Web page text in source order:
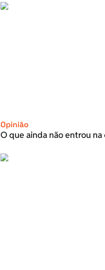
Opinião
O que ainda não entrou